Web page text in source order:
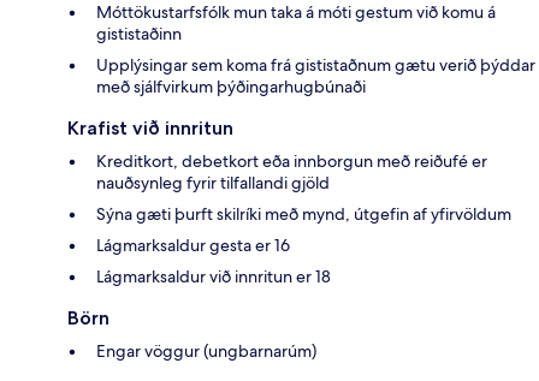
Móttökustarfsfólk mun taka á móti gestum við komu á
gististaðinn
Upplýsingar sem koma frá gististaðnum gætu verið þýddar
með sjálfvirkum þýðingarhugbúnaði
Krafist við innritun
Kreditkort, debetkort eða innborgun með reiðufé er
nauðsynleg fyrir tilfallandi gjöld
Sýna gæti þurft skilríki með mynd, útgefin af yfirvöldum
Lágmarksaldur gesta er 16
Lágmarksaldur við innritun er 18
Börn
Engar vöggur (ungbarnarúm)